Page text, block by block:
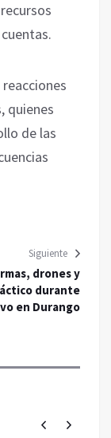
quienes
de las
Siguiente
drones y
durante
en Durango